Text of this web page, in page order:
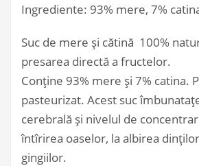
Ingrediente: 93% mere, 7%
Suc de mere şi cătină 100%
presarea directă a fructelor.
Conţine 93% mere şi 7% catina.
pasteurizat. Acest suc
cerebrală și nivelul de
întîrirea oaselor, la albirea
gingiilor.